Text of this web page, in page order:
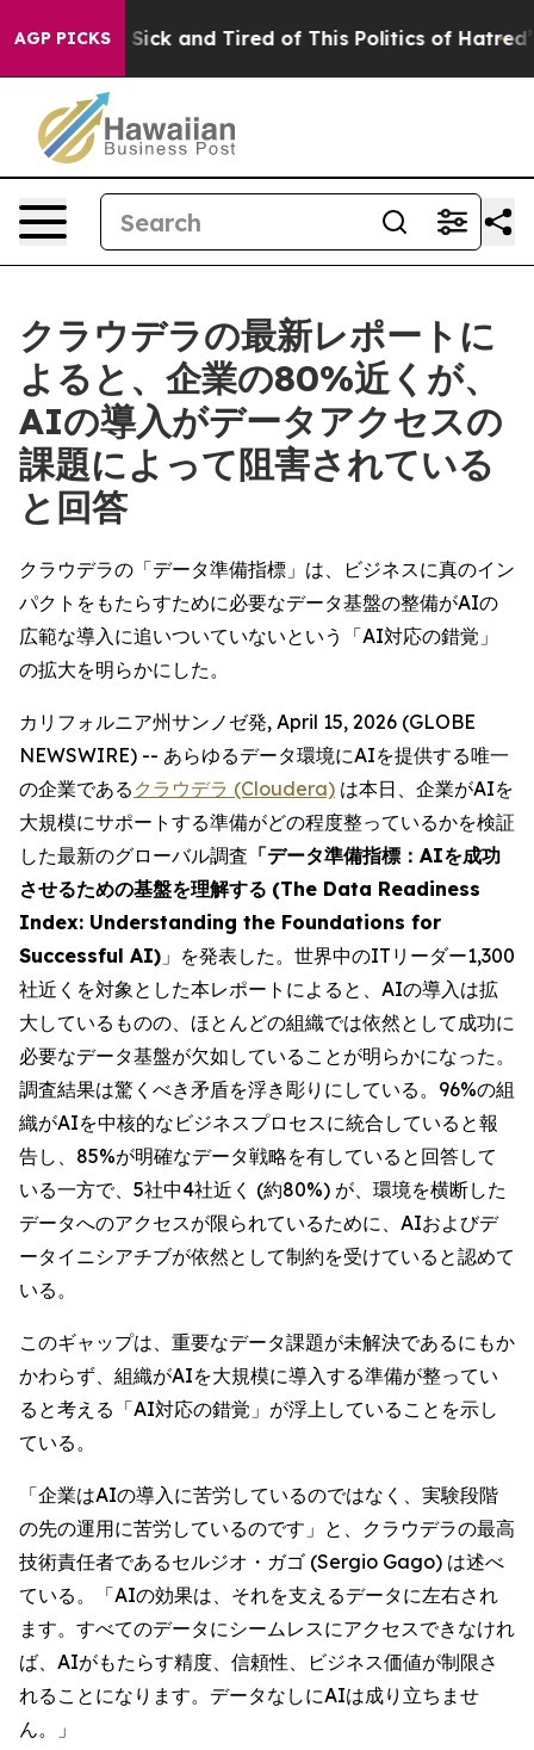
AGP PICKS
Are Sick and Tired of This Politics of Hatred” The
クラウデラの最新レポートに
よると、企業の80%近くが、
AIの導入がデータアクセスの
課題によって阻害されている
と回答
クラウデラの「データ準備指標」は、ビジネスに真のイン
パクトをもたらすために必要なデータ基盤の整備がAIの
広範な導入に追いついていないという「AI対応の錯覚」
の拡大を明らかにした。
カリフォルニア州サンノゼ発, April 15, 2026 (GLOBE
NEWSWIRE) -- あらゆるデータ環境にAIを提供する唯一
の企業である クラウデラ (Cloudera) は本日、企業がAIを
大規模にサポートする準備がどの程度整っているかを検証
した最新のグローバル調査 「データ準備指標：AIを成功
させるための基盤を理解する (The Data Readiness
Index: Understanding the Foundations for
Successful AI) 」を発表した。世界中のITリーダー1,300
社近くを対象とした本レポートによると、AIの導入は拡
大しているものの、ほとんどの組織では依然として成功に
必要なデータ基盤が欠如していることが明らかになった。
調査結果は驚くべき矛盾を浮き彫りにしている。96%の組
織がAIを中核的なビジネスプロセスに統合していると報
告し、85%が明確なデータ戦略を有していると回答して
いる一方で、5社中4社近く (約80%) が、環境を横断した
データへのアクセスが限られているために、AIおよびデ
ータイニシアチブが依然として制約を受けていると認めて
いる。
このギャップは、重要なデータ課題が未解決であるにもか
かわらず、組織がAIを大規模に導入する準備が整ってい
ると考える「AI対応の錯覚」が浮上していることを示し
ている。
「企業はAIの導入に苦労しているのではなく、実験段階
の先の運用に苦労しているのです」と、クラウデラの最高
技術責任者であるセルジオ・ガゴ (Sergio Gago) は述べ
ている。「AIの効果は、それを支えるデータに左右され
ます。すべてのデータにシームレスにアクセスできなけれ
ば、AIがもたらす精度、信頼性、ビジネス価値が制限さ
れることになります。データなしにAIは成り立ちませ
ん。」